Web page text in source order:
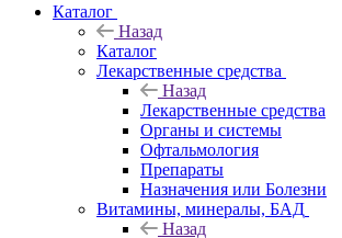
Каталог
Назад
Каталог
Лекарственные средства
Назад
Лекарственные средства
Органы и системы
Офтальмология
Препараты
Назначения или Болезни
Витамины, минералы, БАД
Назад